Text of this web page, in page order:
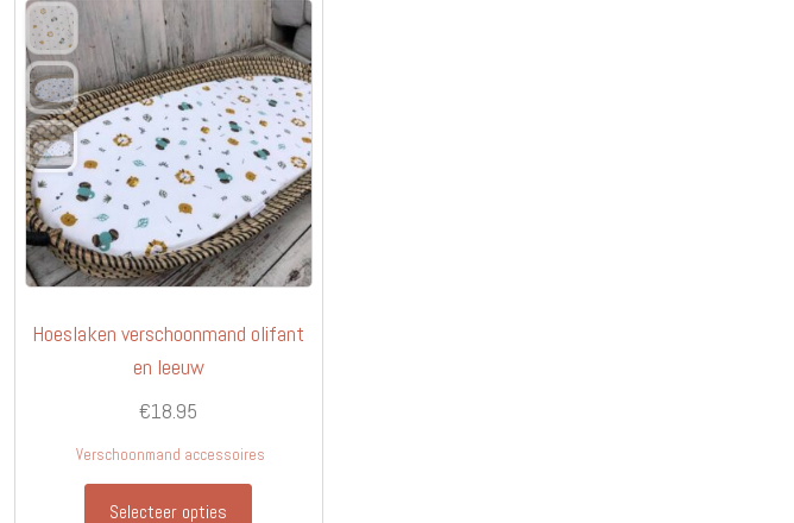
Hoeslaken verschoonmand olifant
en leeuw
€18.95
Verschoonmand accessoires
Selecteer opties